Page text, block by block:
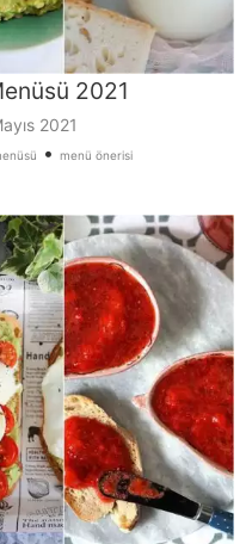
2021
2021
• menü önerisi